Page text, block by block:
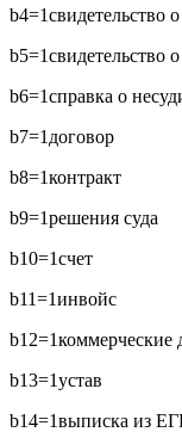
b4=1свидетельство
b5=1свидетельство
b6=1справка о
b7=1 договор
b8=1контракт
b9=1решения суда
b10=1счет
b11=1инвойс
b12=1коммерческие
b13=1устав
b14=1выписка из